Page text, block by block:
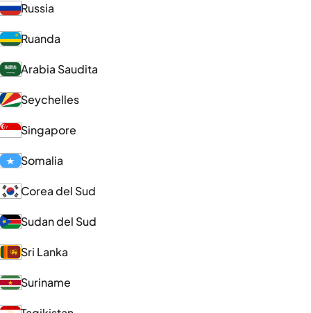
Russia
Ruanda
Arabia Saudita
Seychelles
Singapore
Somalia
Corea del Sud
Sudan del Sud
Sri Lanka
Suriname